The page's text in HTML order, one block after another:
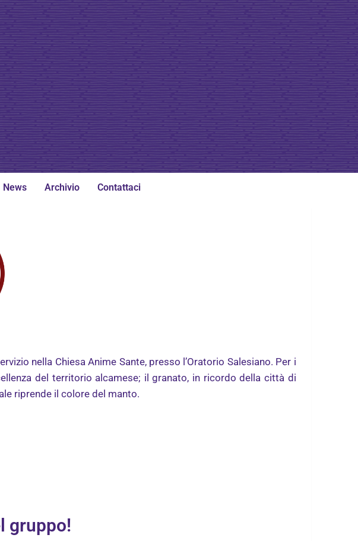
News Archivio Contattaci
nella Chiesa Anime Sante, presso l’Oratorio Salesiano. Per i
del territorio alcamese; il granato, in ricordo della città di
riprende il colore del manto.
gruppo!